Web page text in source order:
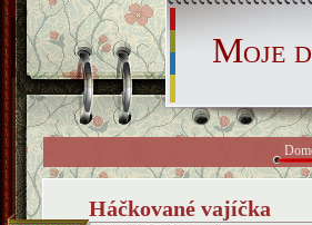
Moje
Háčkované vajíčka